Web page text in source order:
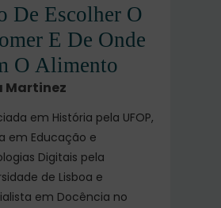
De Escolher O
E De Onde
O Alimento
Martinez
em História pela UFOP,
em Educação e
Digitais pela
de Lisboa e
em Docência no